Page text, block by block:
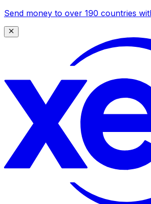
Send money to over 190 countries